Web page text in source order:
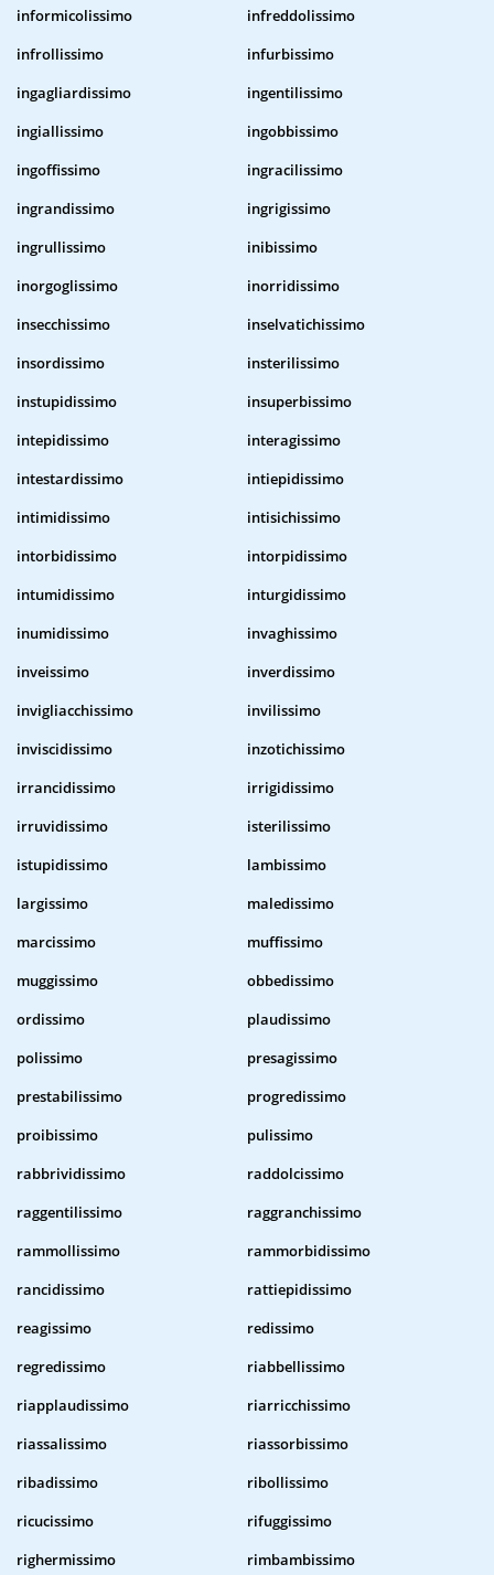
informicolissimo
infreddolissimo
infrollissimo
infurbissimo
ingagliardissimo
ingentilissimo
ingiallissimo
ingobbissimo
ingoffissimo
ingracilissimo
ingrandissimo
ingrigissimo
ingrullissimo
inibissimo
inorgoglissimo
inorridissimo
insecchissimo
inselvatichissimo
insordissimo
insterilissimo
instupidissimo
insuperbissimo
intepidissimo
interagissimo
intestardissimo
intiepidissimo
intimidissimo
intisichissimo
intorbidissimo
intorpidissimo
intumidissimo
inturgidissimo
inumidissimo
invaghissimo
inveissimo
inverdissimo
invigliacchissimo
invilissimo
inviscidissimo
inzotichissimo
irrancidissimo
irrigidissimo
irruvidissimo
isterilissimo
istupidissimo
lambissimo
largissimo
maledissimo
marcissimo
muffissimo
muggissimo
obbedissimo
ordissimo
plaudissimo
polissimo
presagissimo
prestabilissimo
progredissimo
proibissimo
pulissimo
rabbrividissimo
raddolcissimo
raggentilissimo
raggranchissimo
rammollissimo
rammorbidissimo
rancidissimo
rattiepidissimo
reagissimo
redissimo
regredissimo
riabbellissimo
riapplaudissimo
riarricchissimo
riassalissimo
riassorbissimo
ribadissimo
ribollissimo
ricucissimo
rifuggissimo
righermissimo
rimbambissimo